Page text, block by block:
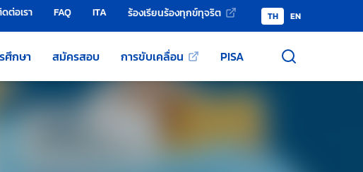
ต่อเรา FAQ ITA ร้องเรียนร้องทุกข์ทุจริต TH EN
ศึกษา สมัครสอบ การขับเคลื่อน PISA